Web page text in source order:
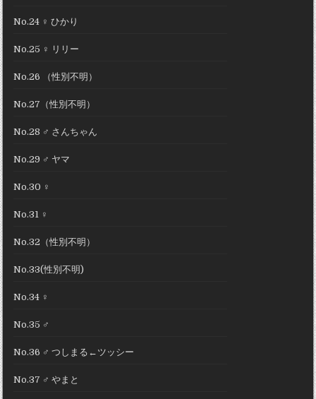
No.24 ♀ ひかり
No.25 ♀ リリー
No.26 （性別不明）
No.27（性別不明）
No.28 ♂ さんちゃん
No.29 ♂ ヤマ
No.30 ♀
No.31 ♀
No.32（性別不明）
No.33(性別不明)
No.34 ♀
No.35 ♂
No.36 ♂ つしまる←ツッシー
No.37 ♂ やまと